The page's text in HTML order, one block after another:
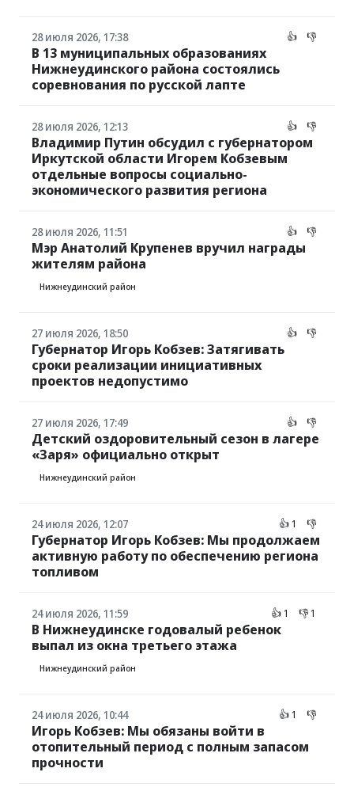
28 июля 2026, 17:38 👍 👎
В 13 муниципальных образованиях
Нижнеудинского района состоялись
соревнования по русской лапте
28 июля 2026, 12:13 👍 👎
Владимир Путин обсудил с губернатором
Иркутской области Игорем Кобзевым
отдельные вопросы социально-
экономического развития региона
28 июля 2026, 11:51 👍 👎
Мэр Анатолий Крупенев вручил награды
жителям района
Нижнеудинский район
27 июля 2026, 18:50 👍 👎
Губернатор Игорь Кобзев: Затягивать
сроки реализации инициативных
проектов недопустимо
27 июля 2026, 17:49 👍 👎
Детский оздоровительный сезон в лагере
«Заря» официально открыт
Нижнеудинский район
24 июля 2026, 12:07 👍 1 👎
Губернатор Игорь Кобзев: Мы продолжаем
активную работу по обеспечению региона
топливом
24 июля 2026, 11:59 👍 1 👎 1
В Нижнеудинске годовалый ребенок
выпал из окна третьего этажа
Нижнеудинский район
24 июля 2026, 10:44 👍 1 👎
Игорь Кобзев: Мы обязаны войти в
отопительный период с полным запасом
прочности